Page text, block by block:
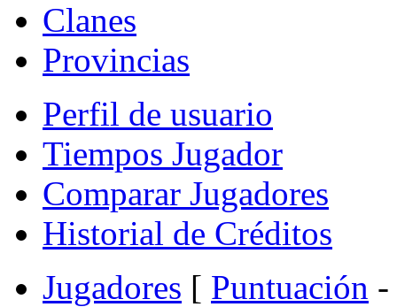
Clanes
Provincias
Perfil de usuario
Tiempos Jugador
Comparar Jugadores
Historial de Créditos
Jugadores [ Puntuación -